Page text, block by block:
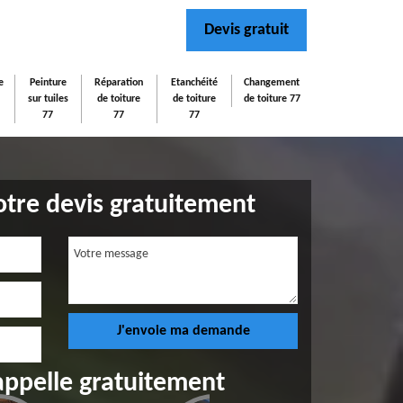
Devis gratuit
Peinture
sur tuiles
77
Réparation
de toiture
77
Etanchéité
de toiture
77
Changement
de toiture 77
devis gratuitement
gratuitement